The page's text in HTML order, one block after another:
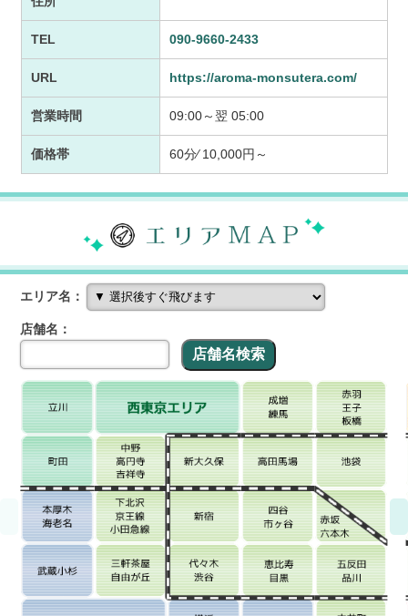
TEL 090-9660-2433
URL https://aroma-monsutera.com/
営業時間 09:00～翌 05:00
価格帯 60分⁄ 10,000円～
エリア名：
店舗名：